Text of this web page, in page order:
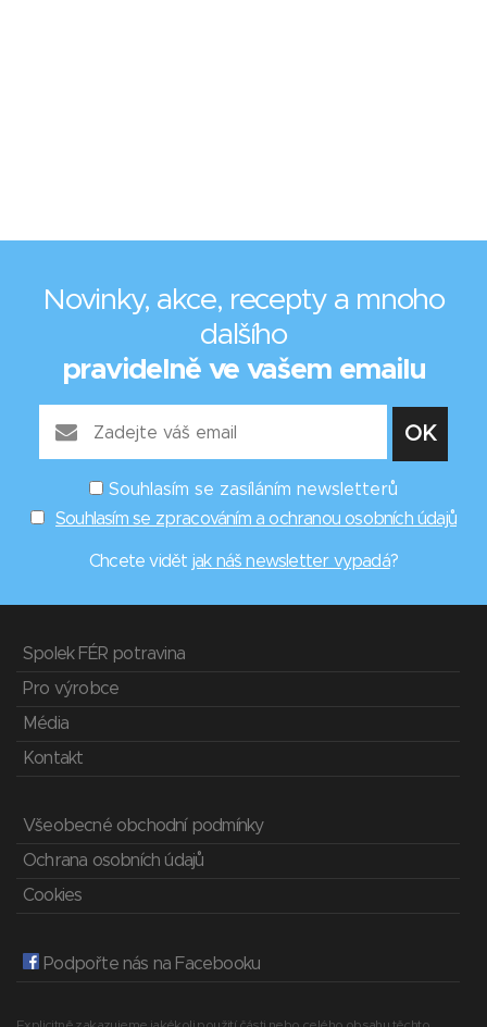
Novinky, akce, recepty a mnoho
dalšího
pravidelně ve vašem emailu
Souhlasím se zasíláním newsletterů
Souhlasím se zpracováním a ochranou osobních údajů
Chcete vidět jak náš newsletter vypadá?
Spolek FÉR potravina
Pro výrobce
Média
Kontakt
Všeobecné obchodní podmínky
Ochrana osobních údajů
Cookies
Podpořte nás na Facebooku